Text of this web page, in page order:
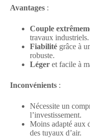
Avantages :
Couple
travaux industriels.
Fiabilité grâce à
robuste.
Léger et facile à
Inconvénients :
Nécessite un
l’investissement.
Moins adapté aux
des tuyaux d’air.